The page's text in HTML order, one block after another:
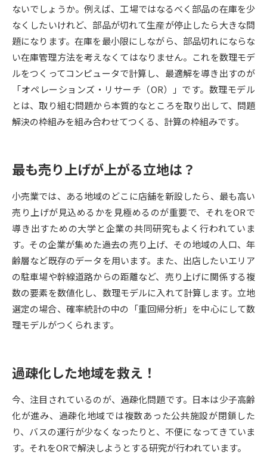
大学研究 大学検索
大学で学べる内容や特徴を調べる
新増設大学・学部・学科特集
国際・グローバルに強い大学特
集
データサイエンス特集 奨学金・特待生制度特集
（高3生用）
（高2生用）
SELFBRAND特集ページ
オープンキャンパスなどを調べる
オープンキャンパス検索 実施プログラムから探す
来場型・Web型イベント特集 夢ナビライブ
受験準備
志望校・出願校を調べる
併願校選び 受験スケジュールを立てよう
ないでしょうか。例えば、工場ではなるべく部品の在庫を少
なくしたいけれど、部品が切れて生産が停止したら大きな問
題になります。在庫を最小限にしながら、部品切れにならな
い在庫管理方法を考えなくてはなりません。これを数理モデ
ルをつくってコンピュータで計算し、最適解を導き出すのが
「オペレーションズ・リサーチ（OR）」です。数理モデル
とは、取り組む問題から本質的なところを取り出して、問題
解決の枠組みを組み合わせてつくる、計算の枠組みです。
最も売り上げが上がる立地は？
小売業では、ある地域のどこに店舗を新設したら、最も高い
売り上げが見込めるかを見極めるのが重要で、それをORで
導き出すための大学と企業の共同研究もよく行われていま
す。その企業が集めた過去の売り上げ、その地域の人口、年
齢層など既存のデータを用います。また、出店したいエリア
の駐車場や幹線道路からの距離など、売り上げに関係する複
数の要素を数値化し、数理モデルに入れて計算します。立地
選定の場合、確率統計の中の「重回帰分析」を中心にして数
理モデルがつくられます。
過疎化した地域を救え！
今、注目されているのが、過疎化問題です。日本は少子高齢
化が進み、過疎化地域では複数あった公共施設が閉鎖した
り、バスの運行が少なくなったりと、不便になってきていま
す。それをORで解決しようとする研究が行われています。